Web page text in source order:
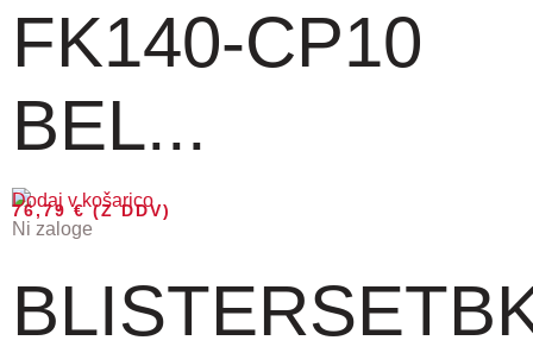
FK140-CP10
BEL...
76,79€(Z DDV)
Dodaj v košarico
Ni zaloge